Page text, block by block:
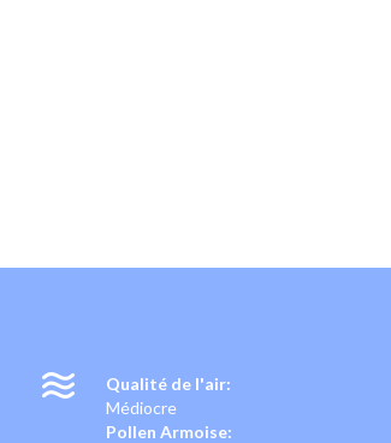
Qualité de l'air:
Médiocre
Pollen Armoise: